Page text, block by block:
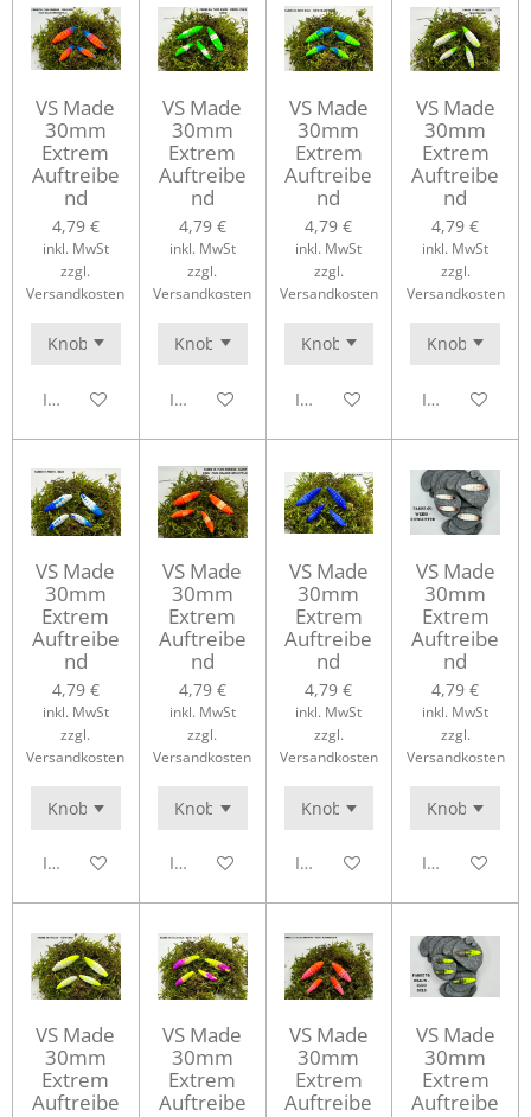
VS Made
30mm
Extrem
Auftreibe
nd
4,79 €
inkl. MwSt
zzgl.
Versandkosten
In den Warenkorb
VS Made
30mm
Extrem
Auftreibe
nd
4,79 €
inkl. MwSt
zzgl.
Versandkosten
In den Warenkorb
VS Made
30mm
Extrem
Auftreibe
nd
4,79 €
inkl. MwSt
zzgl.
Versandkosten
In den Warenkorb
VS Made
30mm
Extrem
Auftreibe
nd
4,79 €
inkl. MwSt
zzgl.
Versandkosten
In den
VS Made
30mm
Extrem
Auftreibe
nd
4,79 €
inkl. MwSt
zzgl.
Versandkosten
In den Warenkorb
VS Made
30mm
Extrem
Auftreibe
nd
4,79 €
inkl. MwSt
zzgl.
Versandkosten
In den Warenkorb
VS Made
30mm
Extrem
Auftreibe
nd
4,79 €
inkl. MwSt
zzgl.
Versandkosten
In den Warenkorb
VS Made
30mm
Extrem
Auftreibe
nd
4,79 €
inkl. MwSt
zzgl.
Versandkosten
In den
VS Made
30mm
Extrem
Auftreibe
VS Made
30mm
Extrem
Auftreibe
VS Made
30mm
Extrem
Auftreibe
VS Made
30mm
Extrem
Auftreibe